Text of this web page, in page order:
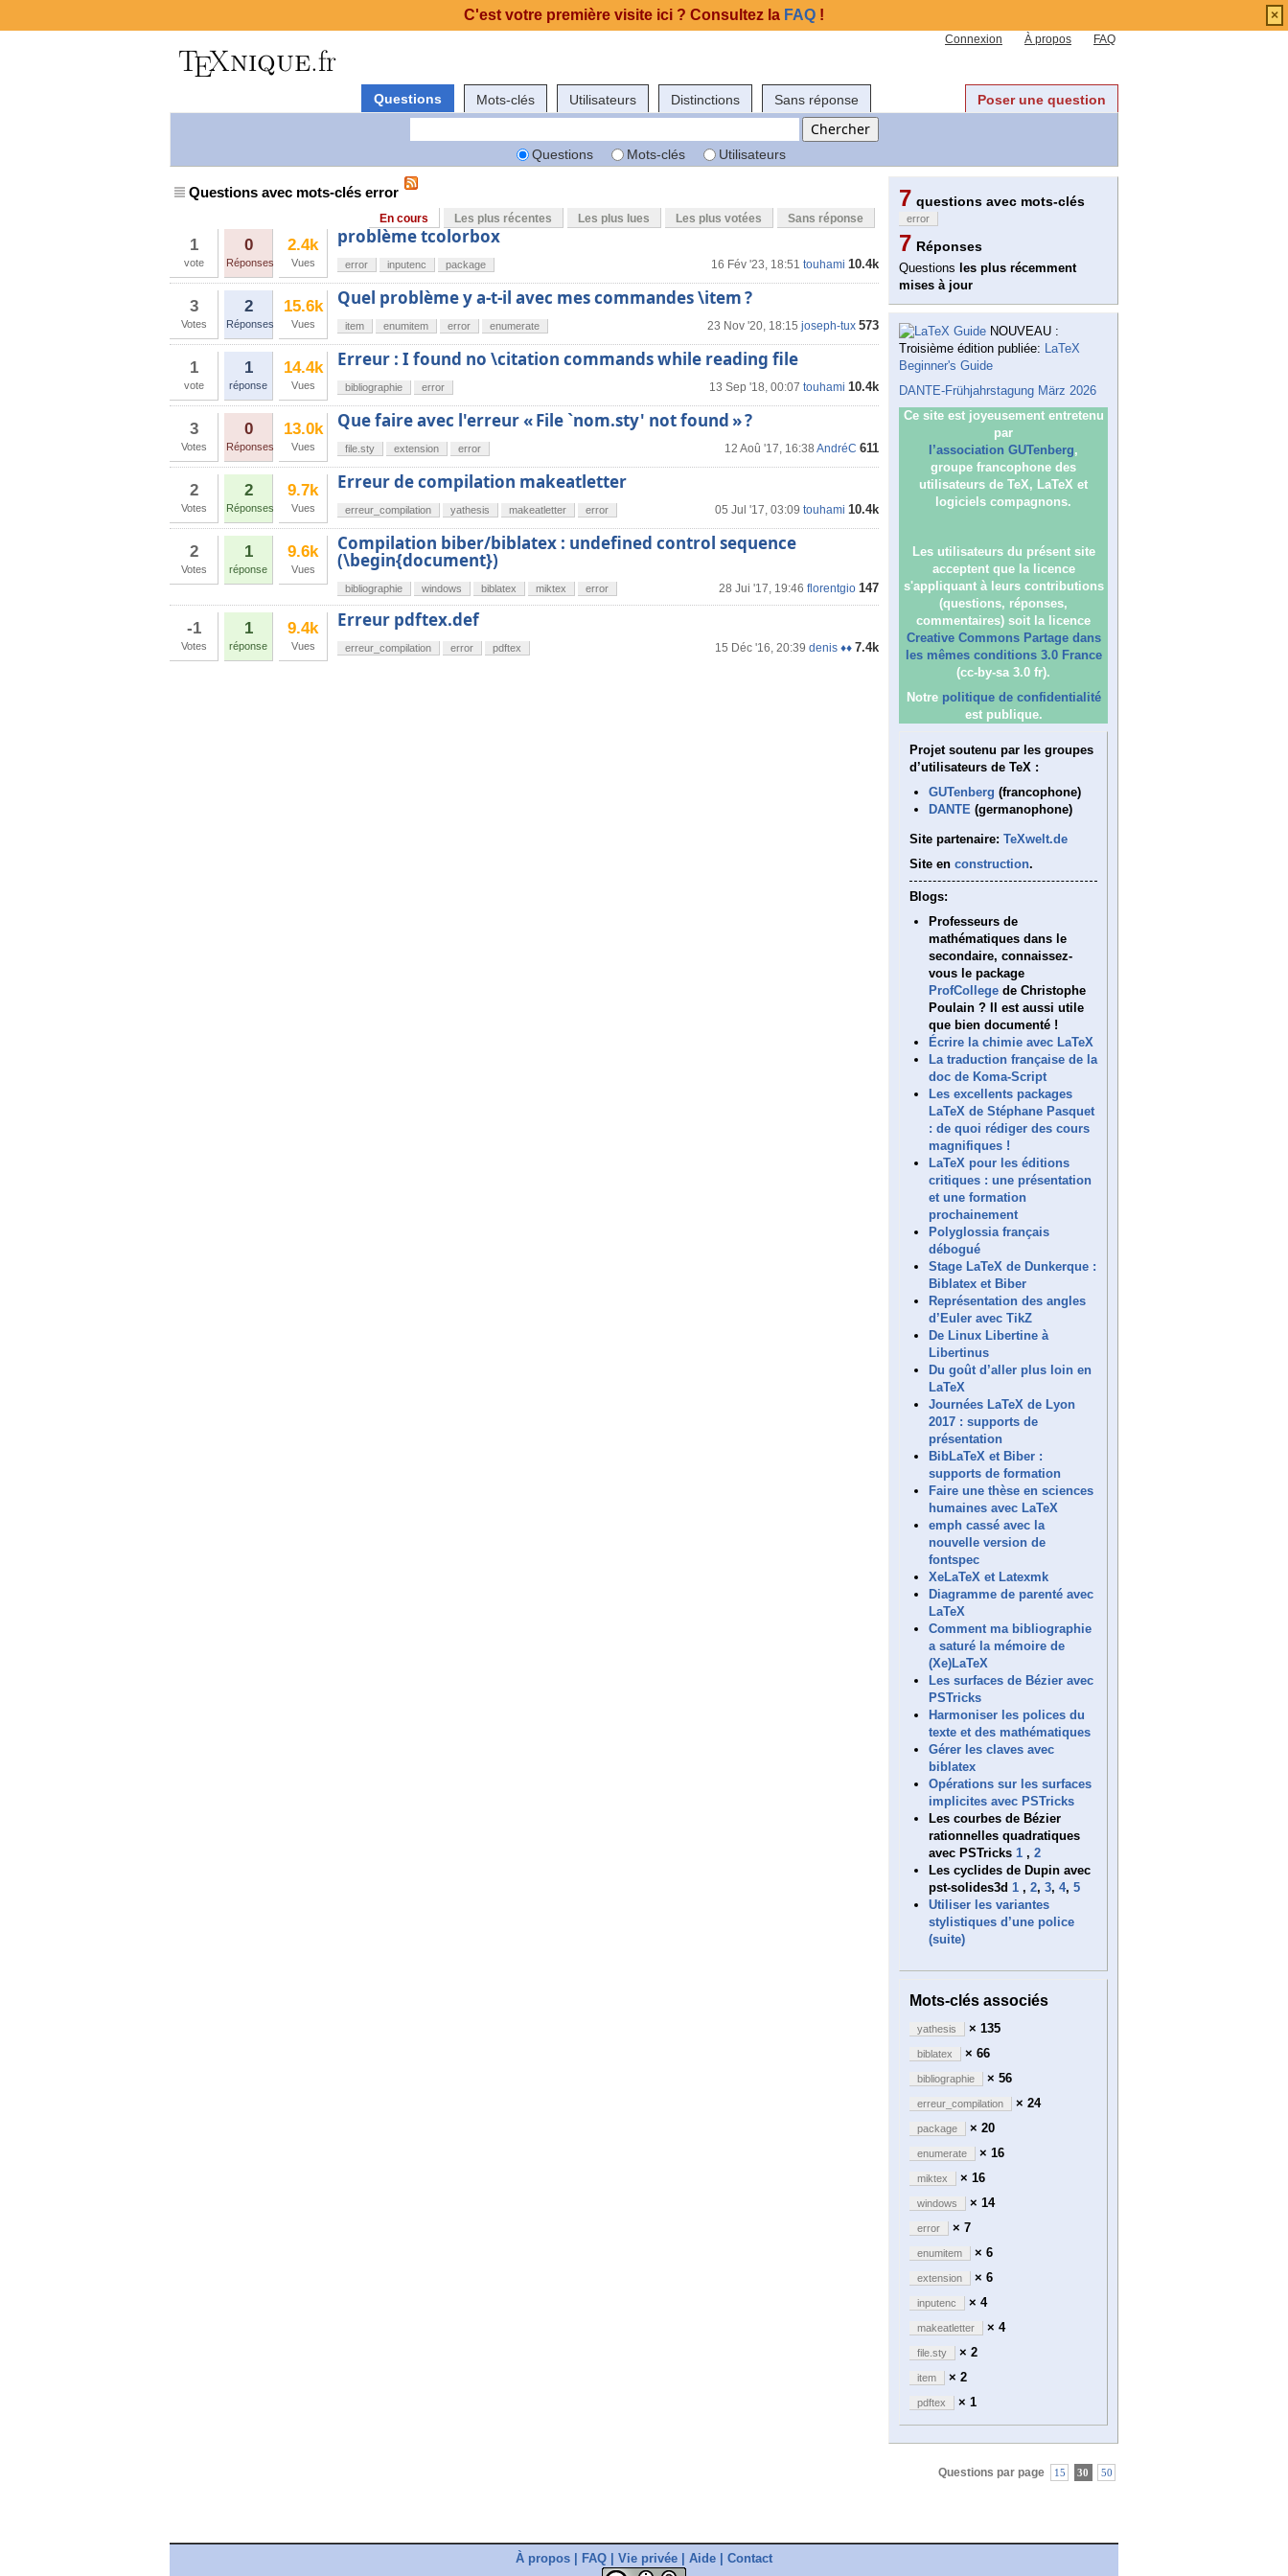
Connexion À propos FAQ
Questions Mots-clés Utilisateurs Distinctions Sans réponse Poser une question
Questions Mots-clés Utilisateurs
Questions avec mots-clés error
En cours Les plus récentes Les plus lues Les plus votées Sans réponse
1
vote
0
Réponses
2.4k
Vues
problème tcolorbox
16 Fév '23, 18:51 touhami 10.4k
error inputenc package
3
Votes
2
Réponses
15.6k
Vues
Quel problème y a-t-il avec mes commandes \item ?
23 Nov '20, 18:15 joseph-tux 573
item enumitem error enumerate
1
vote
1
réponse
14.4k
Vues
Erreur : I found no \citation commands while reading file
13 Sep '18, 00:07 touhami 10.4k
bibliographie error
3
Votes
0
Réponses
13.0k
Vues
Que faire avec l'erreur « File `nom.sty' not found » ?
12 Aoû '17, 16:38 AndréC 611
file.sty extension error
2
Votes
2
Réponses
9.7k
Vues
Erreur de compilation makeatletter
05 Jul '17, 03:09 touhami 10.4k
erreur_compilation yathesis makeatletter error
2
Votes
1
réponse
9.6k
Vues
Compilation biber/biblatex : undefined control sequence
(\begin{document})
28 Jui '17, 19:46 florentgio 147
bibliographie windows biblatex miktex error
-1
Votes
1
réponse
9.4k
Vues
Erreur pdftex.def
15 Déc '16, 20:39 denis ♦♦ 7.4k
erreur_compilation error pdftex
7 questions avec mots-clés
error
7 Réponses
Questions les plus récemment
mises à jour
NOUVEAU :
Troisième édition publiée: LaTeX
Beginner's Guide
DANTE-Frühjahrstagung März 2026
Ce site est joyeusement entretenu
par
l’association GUTenberg,
groupe francophone des
utilisateurs de TeX, LaTeX et
logiciels compagnons.
Les utilisateurs du présent site
acceptent que la licence
s'appliquant à leurs contributions
(questions, réponses,
commentaires) soit la licence
Creative Commons Partage dans
les mêmes conditions 3.0 France
(cc-by-sa 3.0 fr).
Notre politique de confidentialité
est publique.
Projet soutenu par les groupes
d’utilisateurs de TeX :
GUTenberg (francophone)
DANTE (germanophone)
Site partenaire: TeXwelt.de
Site en construction.
Blogs:
Professeurs de
mathématiques dans le
secondaire, connaissez-
vous le package
ProfCollege de Christophe
Poulain ? Il est aussi utile
que bien documenté !
Écrire la chimie avec LaTeX
La traduction française de la
doc de Koma-Script
Les excellents packages
LaTeX de Stéphane Pasquet
: de quoi rédiger des cours
magnifiques !
LaTeX pour les éditions
critiques : une présentation
et une formation
prochainement
Polyglossia français
débogué
Stage LaTeX de Dunkerque :
Biblatex et Biber
Représentation des angles
d’Euler avec TikZ
De Linux Libertine à
Libertinus
Du goût d’aller plus loin en
LaTeX
Journées LaTeX de Lyon
2017 : supports de
présentation
BibLaTeX et Biber :
supports de formation
Faire une thèse en sciences
humaines avec LaTeX
emph cassé avec la
nouvelle version de
fontspec
XeLaTeX et Latexmk
Diagramme de parenté avec
LaTeX
Comment ma bibliographie
a saturé la mémoire de
(Xe)LaTeX
Les surfaces de Bézier avec
PSTricks
Harmoniser les polices du
texte et des mathématiques
Gérer les claves avec
biblatex
Opérations sur les surfaces
implicites avec PSTricks
Les courbes de Bézier
rationnelles quadratiques
avec PSTricks 1 , 2
Les cyclides de Dupin avec
pst-solides3d 1 , 2, 3, 4, 5
Utiliser les variantes
stylistiques d’une police
(suite)
Mots-clés associés
yathesis × 135
biblatex × 66
bibliographie × 56
erreur_compilation × 24
package × 20
enumerate × 16
miktex × 16
windows × 14
error × 7
enumitem × 6
extension × 6
inputenc × 4
makeatletter × 4
file.sty × 2
item × 2
pdftex × 1
Questions par page 15 30 50
À propos | FAQ | Vie privée | Aide | Contact
C'est votre première visite ici ? Consultez la FAQ ! ×